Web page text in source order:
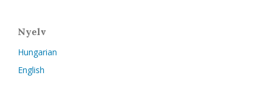
Nyelv
Hungarian
English